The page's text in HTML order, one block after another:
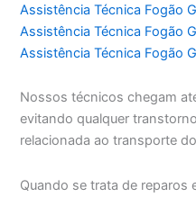
Assistência Técnica Fogão
Assistência Técnica Fogão
Assistência Técnica Fogão
Nossos técnicos chegam
evitando qualquer
relacionada ao transporte
Quando se trata de reparos